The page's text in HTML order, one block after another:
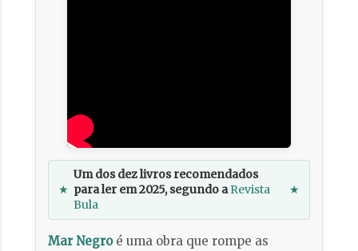
★
Um dos dez livros recomendados
para ler em 2025, segundo aRevista
Bula
★
Mar Negroé uma obra que rompe as